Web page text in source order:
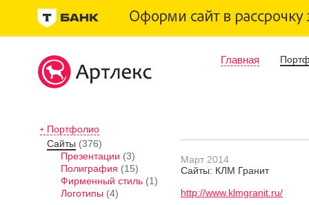
Главная
Портфолио
Сайты (376)
Презентации (3)
Полиграфия (15)
Фирменный стиль (1)
Логотипы (4)
Март 2014
Сайты: КЛМ Гранит
http://www.klmgranit.ru/